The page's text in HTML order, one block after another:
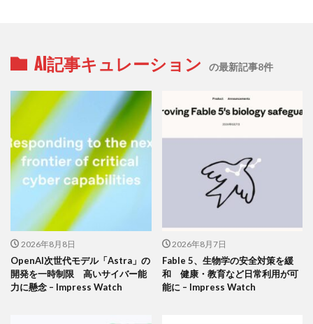
AI記事キュレーション の最新記事8件
2026年8月8日
OpenAI次世代モデル「Astra」の
開発を一時制限 高いサイバー能
力に懸念 – Impress Watch
2026年8月7日
Fable 5、生物学の安全対策を緩
和 健康・教育など日常利用が可
能に – Impress Watch